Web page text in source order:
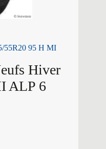
55R20 95 H MI
Hiver
ALP 6